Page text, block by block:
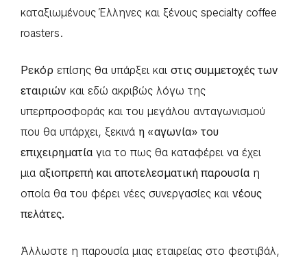
καταξιωμένους Έλληνες και ξένους specialty coffee
roasters.
Ρεκόρ επίσης θα υπάρξει και στις συμμετοχές των
εταιριών και εδώ ακριβώς λόγω της
υπερπροσφοράς και του μεγάλου ανταγωνισμού
που θα υπάρχει, ξεκινά η «αγωνία» του
επιχειρηματία για το πως θα καταφέρει να έχει
μια αξιοπρεπή και αποτελεσματική παρουσία η
οποία θα του φέρει νέες συνεργασίες και νέους
πελάτες.
Άλλωστε η παρουσία μιας εταιρείας στο φεστιβάλ,